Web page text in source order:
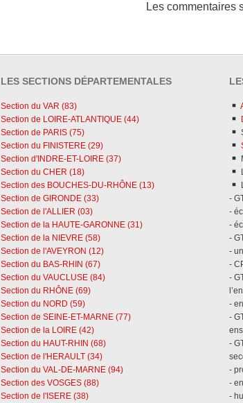
Les commentaires
LES SECTIONS DÉPARTEMENTALES
Section du VAR (83)
Section de LOIRE-ATLANTIQUE (44)
Section de PARIS (75)
Section du FINISTERE (29)
Section d'INDRE-ET-LOIRE (37)
Section du CHER (18)
Section des BOUCHES-DU-RHÔNE (13)
Section de GIRONDE (33)
Section de l'ALLIER (03)
Section de la HAUTE-GARONNE (31)
Section de la NIEVRE (58)
Section de l'AVEYRON (12)
Section du BAS-RHIN (67)
Section du VAUCLUSE (84)
Section du RHÔNE (69)
Section du NORD (59)
Section de SEINE-ET-MARNE (77)
Section de la LOIRE (42)
Section du HAUT-RHIN (68)
Section de l'HERAULT (34)
Section du VAL-DE-MARNE (94)
Section des VOSGES (88)
Section de l'ISERE (38)
-
-
-
-
-
-
-
-
-
-
-
-
-